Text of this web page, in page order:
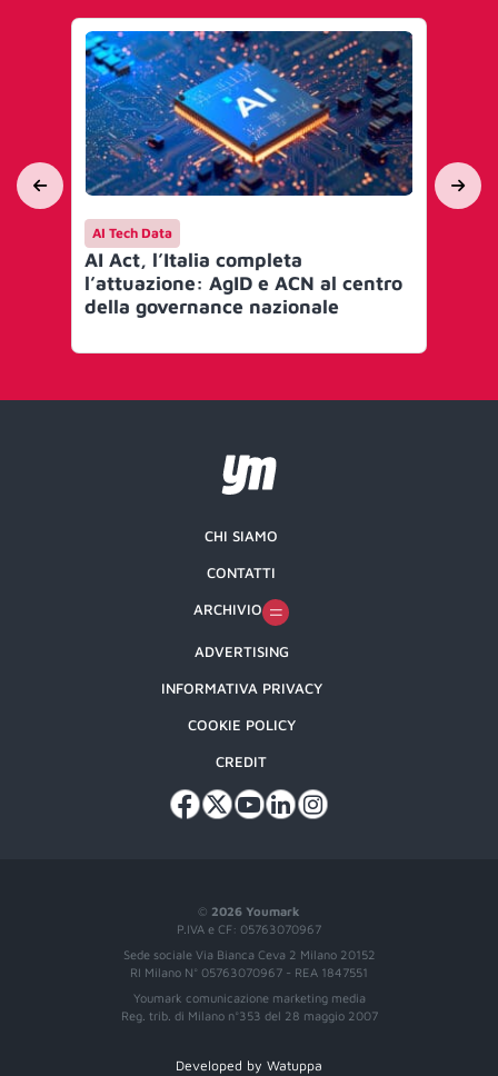
AI Tech Data
AI Act, l’Italia completa
l’attuazione: AgID e ACN al centro
della governance nazionale
© 2026 Youmark
P.IVA e CF: 05763070967
Sede sociale Via Bianca Ceva 2 Milano 20152
RI Milano N° 05763070967 - REA 1847551
Youmark comunicazione marketing media
Reg. trib. di Milano n°353 del 28 maggio 2007
CHI SIAMO
CONTATTI
ARCHIVIO
ADVERTISING
INFORMATIVA PRIVACY
COOKIE POLICY
CREDIT
Developed by Watuppa